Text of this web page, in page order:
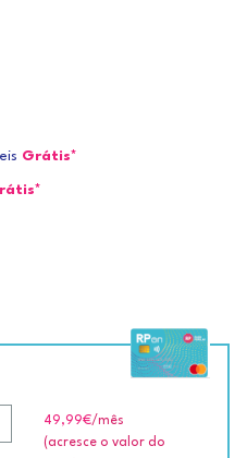
Grátis*
49,99€/mês
(acresce o valor do